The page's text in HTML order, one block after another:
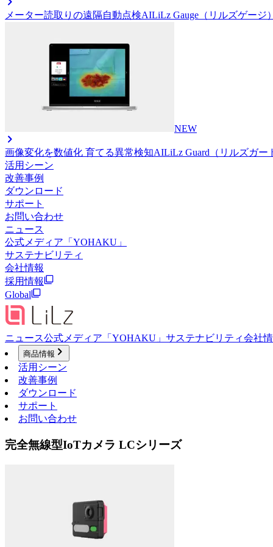
メーター読取りの遠隔自動点検AILiLz Gauge（リルズゲージ）
NEW
画像変化を数値化 育てる異常検知AILiLz Guard（リルズガー
活用シーン
改善事例
ダウンロード
サポート
お問い合わせ
ニュース
公式メディア「YOHAKU」
サステナビリティ
会社情報
採用情報
Global
ニュース公式メディア「YOHAKU」 サステナビリティ会社
商品情報
活用シーン
改善事例
ダウンロード
サポート
お問い合わせ
完全無線型IoTカメラ LCシリーズ